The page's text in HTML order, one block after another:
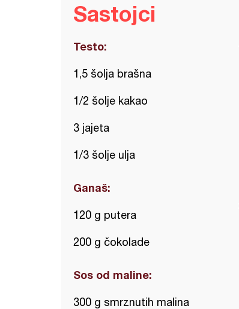
Sastojci
Testo:
1,5 šolja brašna
1/2 šolje kakao
3 jajeta
1/3 šolje ulja
Ganaš:
120 g putera
200 g čokolade
Sos od maline:
300 g smrznutih malina